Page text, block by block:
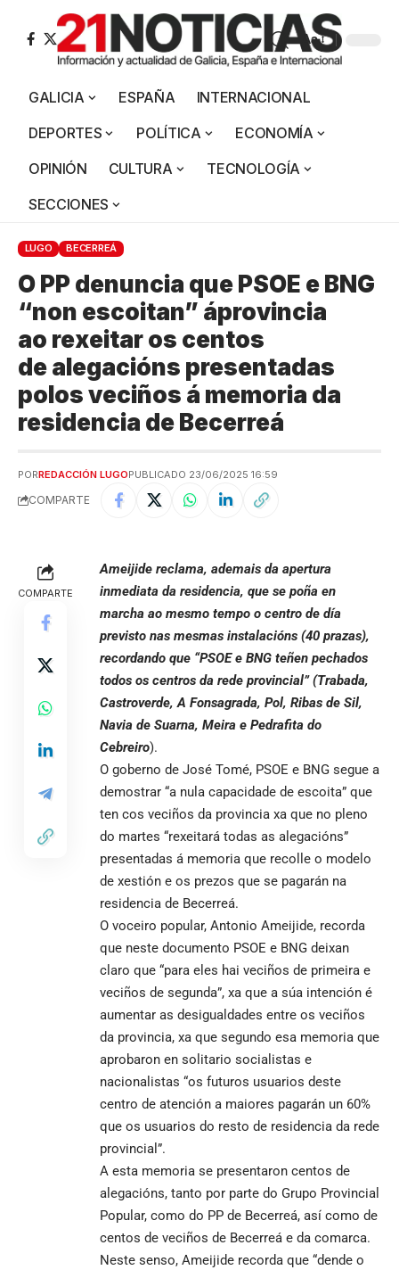
Aa
GALICIA ESPAÑA
INTERNACIONAL
DEPORTES
POLÍTICA
ECONOMÍA
OPINIÓN
CULTURA
TECNOLOGÍA
SECCIONES
LUGO BECERREÁ
O PP denuncia que PSOE e BNG
“non escoitan” áprovincia
ao rexeitar os centos
de alegacións presentadas
polos veciños á memoria da
residencia de Becerreá
PORREDACCIÓN LUGOPUBLICADO 23/06/2025 16:59
COMPARTE
COMPARTE
Ameijide reclama, ademais da apertura
inmediata da residencia, que se poña en
marcha ao mesmo tempo o centro de día
previsto nas mesmas instalacións (40 prazas),
recordando que “PSOE e BNG teñen pechados
todos os centros da rede provincial” (Trabada,
Castroverde, A Fonsagrada, Pol, Ribas de Sil,
Navia de Suarna, Meira e Pedrafita do
Cebreiro).
O goberno de José Tomé, PSOE e BNG segue a
demostrar “a nula capacidade de escoita” que
ten cos veciños da provincia xa que no pleno
do martes “rexeitará todas as alegacións”
presentadas á memoria que recolle o modelo
de xestión e os prezos que se pagarán na
residencia de Becerreá.
O voceiro popular, Antonio Ameijide, recorda
que neste documento PSOE e BNG deixan
claro que “para eles hai veciños de primeira e
veciños de segunda”, xa que a súa intención é
aumentar as desigualdades entre os veciños
da provincia, xa que segundo esa memoria que
aprobaron en solitario socialistas e
nacionalistas “os futuros usuarios deste
centro de atención a maiores pagarán un 60%
que os usuarios do resto de residencia da rede
provincial”.
A esta memoria se presentaron centos de
alegacións, tanto por parte do Grupo Provincial
Popular, como do PP de Becerreá, así como de
centos de veciños de Becerreá e da comarca.
Neste senso, Ameijide recorda que “dende o